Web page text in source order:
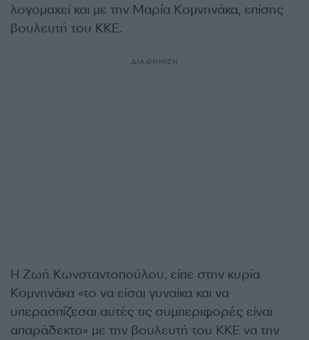
λογομαχεί και με την Μαρία Κομνηνάκα, επίσης
βουλευτή του ΚΚΕ.
ΔΙΑΦΗΜΙΣΗ
Η Ζωή Κωνσταντοπούλου, είπε στην κυρία
Κομνηνάκα «το να είσαι γυναίκα και να
υπερασπίζεσαι αυτές τις συμπεριφορές είναι
απαράδεκτο» με την βουλευτή του ΚΚΕ να την